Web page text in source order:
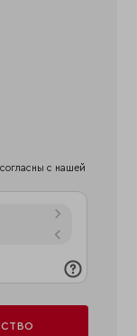
с нашей